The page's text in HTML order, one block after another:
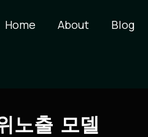
Home About Blog
노출 모델